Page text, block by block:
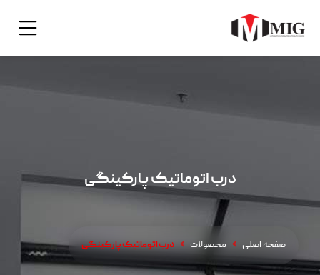
درب اتوماتیک پارکینگی
صفحه اصلی محصولات درب اتوماتیک پارکینگی